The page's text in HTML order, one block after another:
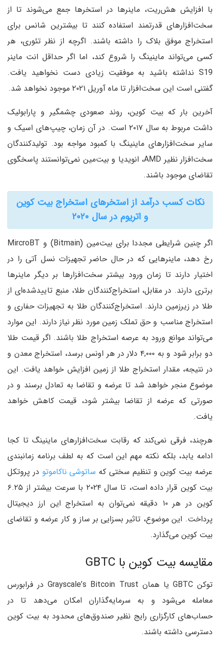
با افزایش هش‌ریت، ماینرها در استخرها جمع می‌شوند تا از
سخت‌افزارهای قدرتمند استفاده کنند تا بیشترین شانس برای
استخراج موفق بلاک را داشته باشند. اگرچه از نظر تئوری، هر
کسی می‌تواند ماینینگ را شروع کند، اما اگر حداقل انت‌ ماینر
S19 نداشته باشید به موفقیت زیادی دست نخواهید یافت.
گفتنی است این سخت‌افزار تا ماه آوریل ۲۰۲۱ موجود نخواهد شد.
آخرین بار که بیت کوین، روند صعودی چشمگیر و پارابولیک
داشت مربوط به سال ۲۰۱۷ است. در آن زمان، چیپ‌های اسیک و
سایر سخت‌افزارهای ماینینگ با کمبود مواجه بود. تولیدکنندگان
سخت‌افزار نظیر AMD، انویدیا و بیت‌مین نمی‌توانستند پاسخگوی
تقاضای موجود باشند.
نکات کسب درآمد از استخرهای استخراج بیت کوین
و اتریوم در سال ۲۰۲۰
اگر چنین شرایطی مجددا برای بیت‌مین (Bitmain) و MircroBT
رخ دهد، ماینرهایی که در حال حاضر تجهیزات نسل آتی را در
اختیار دارند تا زمان ورود بیشتر سخت‌افزارها بر دیگر ماینرها
برتری دارند. در مقابل، استخراج‌کنندگان طلا، منبع تاییدشده‌ای از
طلا در زیرزمین دارند. استخراج‌کنندگان طلا به تجهیزات حفاری و
استخراج مناسب و حق تملک زمین مورد نظر نیاز دارند. این موارد
می‌تواند موانع ورود به عرصه استخراج طلا باشند. اگر قیمت طلا
دو برابر شود و به ۴,۰۰۰ دلار در هر اونس برسد، استخراج معدن و
در نتیجه، مقدار استخراج طلا از زمین افزایش خواهد یافت. این
موضوع منجر خواهد شد تا عرضه و تقاضا به تعادل برسند و در
صورتی که عرضه از تقاضا بیشتر شود، قیمت کاهش خواهد
یافت.
هرچند، فرقی نمی‌کند که رقابت سخت‌افزارهای ماینینگ تا کجا
ادامه یابد، بلکه نکته مهم این است که به لطف برنامه زمانبندی
عرضه بیت کوین و تنظیم سختی که ساتوشی ناکاموتو در پروتکل
بیت کوین قرار داده است، تا سال ۲۰۲۴ با سرعت بیشتر از ۶.۲۵
کوین در هر ۱۰ دقیقه نمی‌توان به استخراج این ارز دیجیتال
پرداخت. این موضوع، تاثیر بسزایی بر ساز و کار عرضه و تقاضای
بیت کو‌ین می‌گذارد.
مقایسه بیت کوین با GBTC
توکن GBTC یا همان Grayscale’s Bitcoin Trust در فرابورس
معامله می‌شود و به سرمایه‌گذاران امکان می‌دهد تا در
حساب‌های کارگزاری رایج نظیر صندوق‌های محدود به بیت کوین
دسترسی داشته باشند.